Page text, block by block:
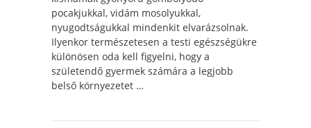
pocakjukkal, vidám mosolyukkal,
nyugodtságukkal mindenkit elvarázsolnak.
Ilyenkor természetesen a testi egészségükre
különösen oda kell figyelni, hogy a
születendő gyermek számára a legjobb
belső környezetet …